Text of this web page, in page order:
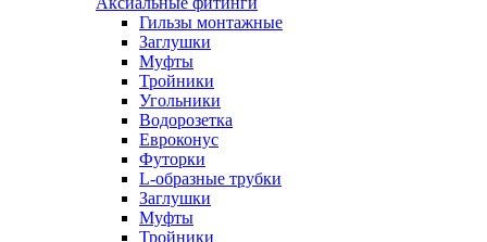
Гильзы монтажные
Заглушки
Муфты
Тройники
Угольники
Водорозетка
Евроконус
Футорки
L-образные трубки
Заглушки
Муфты
Тройники